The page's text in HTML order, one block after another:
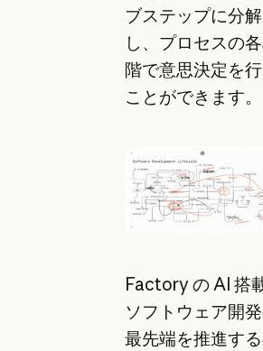
ブステップに分解
し、プロセスの
階で意思決定を行
ことができます。
Factory の AI 搭
ソフトウェア開
最先端を推進す